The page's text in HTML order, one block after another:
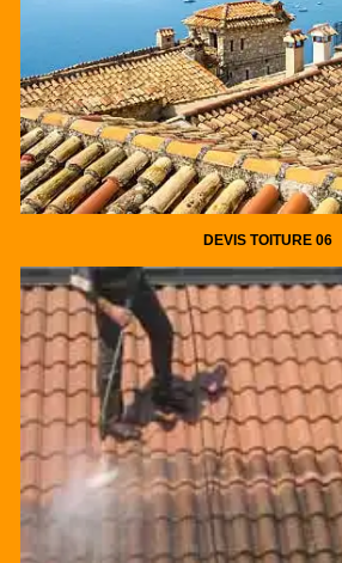
DEVIS TOITURE 06